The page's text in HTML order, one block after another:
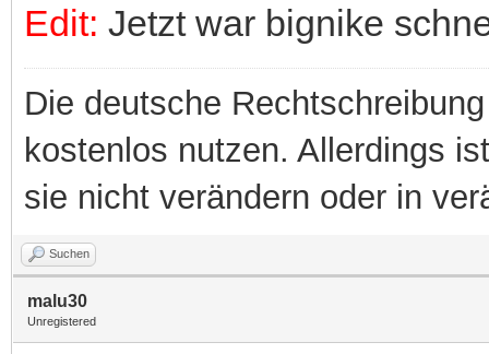
Edit: Jetzt war bignike
Die deutsche
kostenlos nutzen. Allerdings
sie nicht verändern oder in
Suchen
malu30
Unregistered